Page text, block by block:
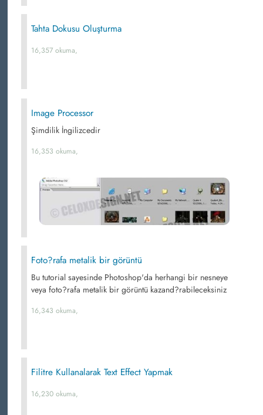
Tahta Dokusu Oluşturma
16,357 okuma,
Image Processor
Şimdilik İngilizcedir
16,353 okuma,
Foto?rafa metalik bir görüntü
Bu tutorial sayesinde Photoshop'da herhangi bir nesneye
veya foto?rafa metalik bir görüntü kazand?rabileceksiniz
16,343 okuma,
Filitre Kullanalarak Text Effect Yapmak
16,230 okuma,